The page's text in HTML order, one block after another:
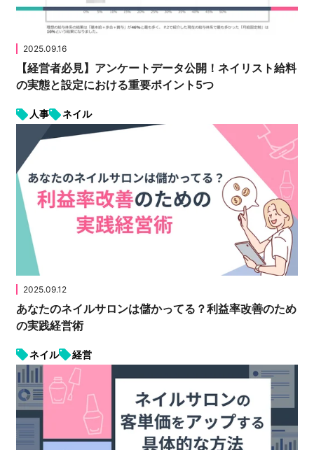
2025.09.16
【経営者必見】アンケートデータ公開！ネイリスト給料
の実態と設定における重要ポイント5つ
人事 ネイル
2025.09.12
あなたのネイルサロンは儲かってる？利益率改善のため
の実践経営術
ネイル 経営